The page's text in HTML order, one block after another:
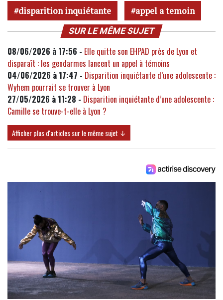
disparition inquiétante appel a temoin
SUR LE MÊME SUJET
08/06/2026 à 17:56 - Elle quitte son EHPAD près de Lyon et
disparaît : les gendarmes lancent un appel à témoins
04/06/2026 à 17:47 - Disparition inquiétante d’une adolescente :
Wyhem pourrait se trouver à Lyon
27/05/2026 à 11:28 - Disparition inquiétante d’une adolescente :
Camille se trouve-t-elle à Lyon ?
Afficher plus d'articles sur le même sujet ↓